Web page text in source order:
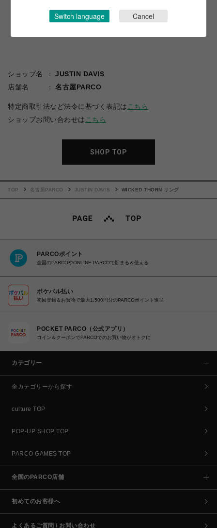
ショップ名
JUSTIN DAVIS
店舗名
名古屋PARCO
特定商取引法など法令に基づく表記は こちら
ショップお問い合わせは こちら
SHOP TOP
TOP 名古屋PARCO JUSTIN DAVIS WICKED THORN リング
PARCOポイント
全国のPARCOやONLINE PARCOで貯まる＆使える
ポケパル払い
初回登録＆お買物で最大1,500円分のPARCOポイント進呈
POCKET PARCO（公式アプリ）
コイン＆クーポンでPARCOでのお買い物がオトクに
カテゴリー
全カテゴリーから探す
culture TOP
POP-UP SHOP TOP
PARCO GAMES TOP
全国のPARCO店舗
初めてのお客様へ
よくあるご質問 / お問い合わせ
Switch language Cancel